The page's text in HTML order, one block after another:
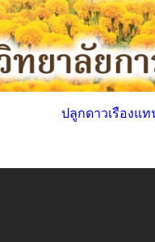
ปลูกดาวเรืองแ